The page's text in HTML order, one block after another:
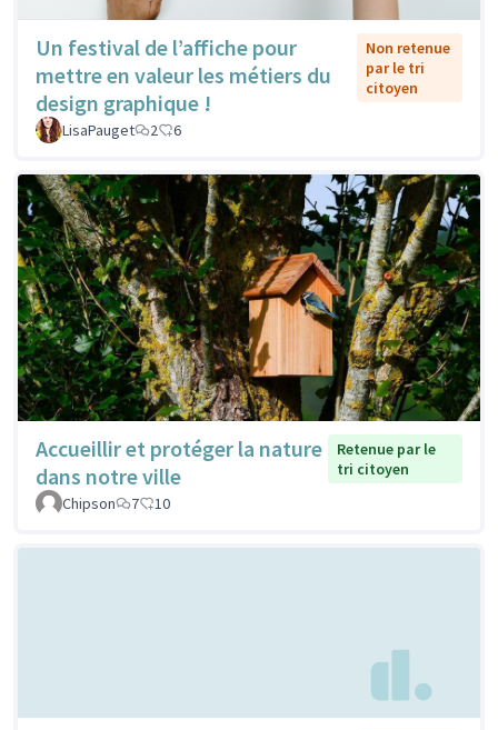
Un festival de l’affiche pour
mettre en valeur les métiers du
design graphique !
Non retenue
par le tri
citoyen
LisaPauget 2 6
Accueillir et protéger la nature
dans notre ville
Retenue par le
tri citoyen
Chipson
7 10